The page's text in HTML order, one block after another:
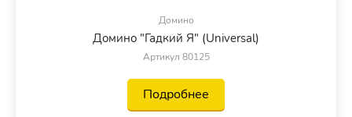
Домино
Домино "Гадкий Я" (Universal)
Артикул 80125
Подробнее